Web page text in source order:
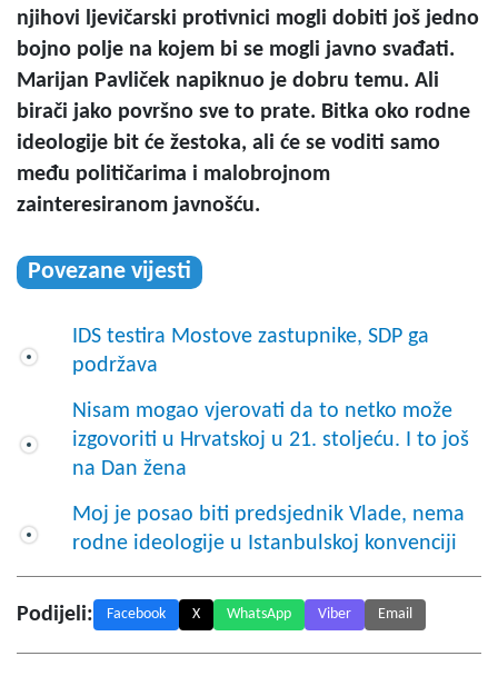
njihovi ljevičarski protivnici mogli dobiti još jedno
bojno polje na kojem bi se mogli javno svađati.
Marijan Pavliček napiknuo je dobru temu. Ali
birači jako površno sve to prate. Bitka oko rodne
ideologije bit će žestoka, ali će se voditi samo
među političarima i malobrojnom
zainteresiranom javnošću.
Povezane vijesti
IDS testira Mostove zastupnike, SDP ga
podržava
Nisam mogao vjerovati da to netko može
izgovoriti u Hrvatskoj u 21. stoljeću. I to još
na Dan žena
Moj je posao biti predsjednik Vlade, nema
rodne ideologije u Istanbulskoj konvenciji
Podijeli: Facebook X WhatsApp Viber Email